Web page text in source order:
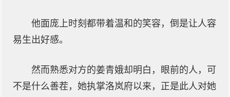
他面庞上时刻都带着温和的笑容，倒是让人容
易生出好感。
然而熟悉对方的姜青娥却明白，眼前的人，可
不是什么善茬，她执掌洛岚府以来，正是此人对她